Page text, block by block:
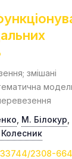
змішані
М. Білокур
2308-